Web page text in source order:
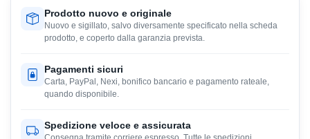
Prodotto nuovo e originale
Nuovo e sigillato, salvo diversamente specificato nella scheda
prodotto, e coperto dalla garanzia prevista.
Pagamenti sicuri
Carta, PayPal, Nexi, bonifico bancario e pagamento rateale,
quando disponibile.
Spedizione veloce e assicurata